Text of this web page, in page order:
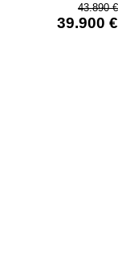
43.890€
39.900 €